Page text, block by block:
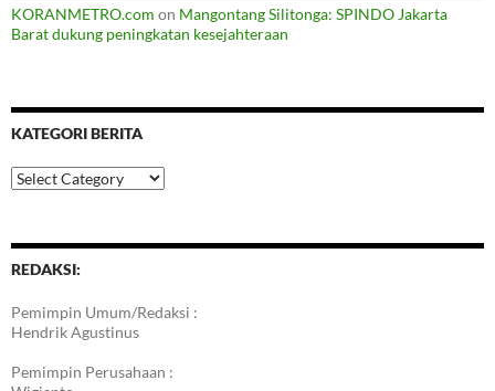
KORANMETRO.com on Mangontang Silitonga: SPINDO Jakarta
Barat dukung peningkatan kesejahteraan
KATEGORI BERITA
Kategori
Berita
REDAKSI:
Pemimpin Umum/Redaksi :
Hendrik Agustinus
Pemimpin Perusahaan :